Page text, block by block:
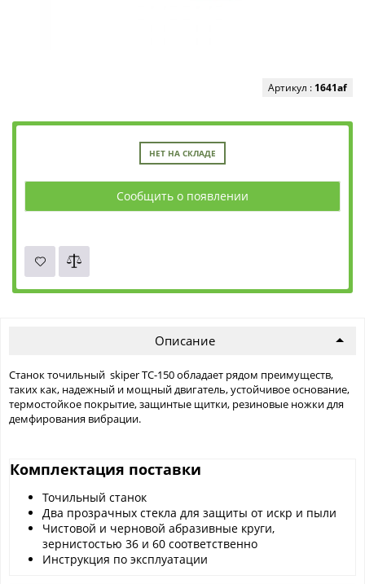
Артикул : 1641af
НЕТ НА СКЛАДЕ
Сообщить о появлении
Описание
Станок точильный skiper ТС-150 обладает рядом преимуществ,
таких как, надежный и мощный двигатель, устойчивое основание,
термостойкое покрытие, защинтые щитки, резиновые ножки для
демфирования вибрации.
Комплектация поставки
Точильный станок
Два прозрачных стекла для защиты от искр и пыли
Чистовой и черновой абразивные круги,
зернистостью 36 и 60 соответственно
Инструкция по эксплуатации